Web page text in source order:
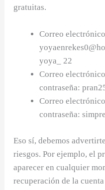
gratuitas.
Correo
yoya_ 22
Correo
contraseña:
Correo
contraseña:
Eso sí, debemos
riesgos. Por ejemplo, el
aparecer en cualquier
recuperación de la